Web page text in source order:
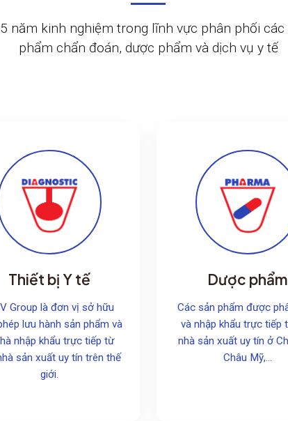
năm kinh nghiệm trong lĩnh vực phân phối các
phẩm chẩn đoán, dược phẩm và dịch vụ y tế
Thiết bị Y tế
Group là đơn vị sở hữu
lưu hành sản phẩm và
nhập khẩu trực tiếp từ
sản xuất uy tín trên thế
giới.
Dược phẩm
Các sản phẩm được
và nhập khẩu trực tiếp
nhà sản xuất uy tín ở
Châu Mỹ,...